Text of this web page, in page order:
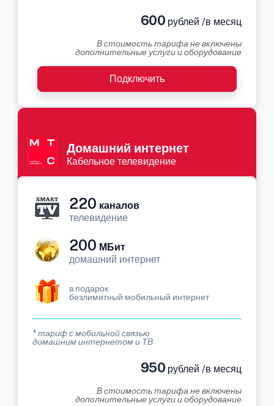
600 рублей /в месяц
В стоимость тарифа не включены
дополнительные услуги и оборудование
Подключить
Домашний интернет
Кабельное телевидение
220 каналов
телевидение
200 МБит
домашний интернет
в подарок
безлимитный мобильный интернет
* тариф с мобильной связью
домашним интернетом и ТВ
950 рублей /в месяц
В стоимость тарифа не включены
дополнительные услуги и оборудование